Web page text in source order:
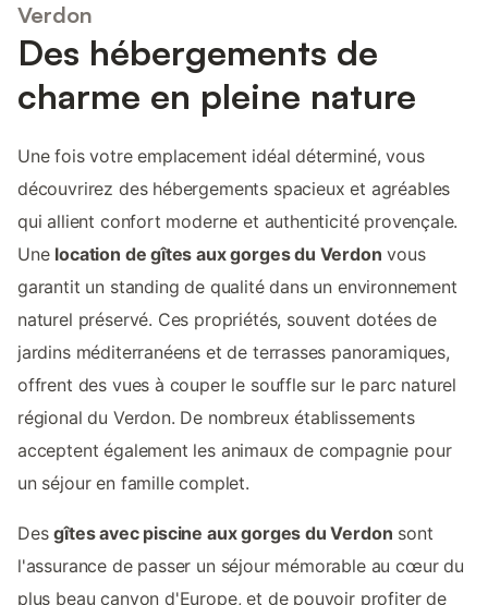
Verdon
Des hébergements de
charme en pleine nature
Une fois votre emplacement idéal déterminé, vous
découvrirez des hébergements spacieux et agréables
qui allient confort moderne et authenticité provençale.
Une location de gîtes aux gorges du Verdon vous
garantit un standing de qualité dans un environnement
naturel préservé. Ces propriétés, souvent dotées de
jardins méditerranéens et de terrasses panoramiques,
offrent des vues à couper le souffle sur le parc naturel
régional du Verdon. De nombreux établissements
acceptent également les animaux de compagnie pour
un séjour en famille complet.
Desgîtes avec piscine aux gorges du Verdon sont
l'assurance de passer un séjour mémorable au cœur du
plus beau canyon d'Europe, et de pouvoir profiter de